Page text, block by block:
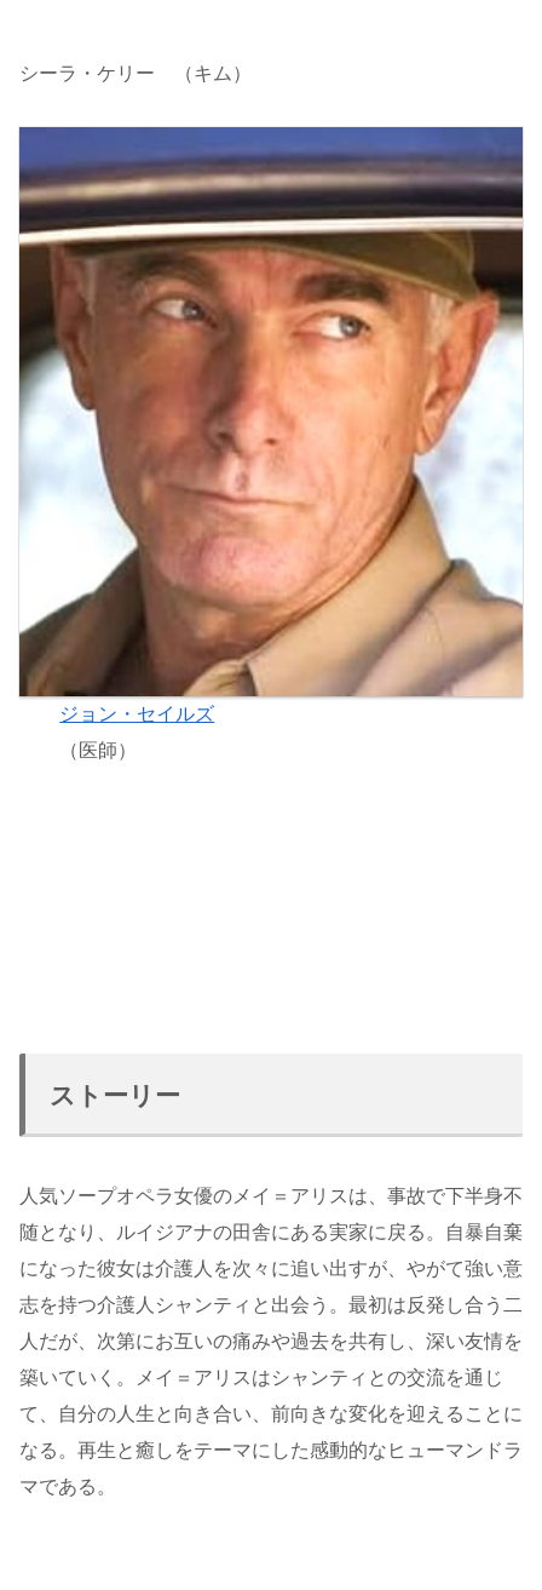
シーラ・ケリー （キム）
ジョン・セイルズ
（医師）
ストーリー
人気ソープオペラ女優のメイ＝アリスは、事故で下半身不
随となり、ルイジアナの田舎にある実家に戻る。自暴自棄
になった彼女は介護人を次々に追い出すが、やがて強い意
志を持つ介護人シャンティと出会う。最初は反発し合う二
人だが、次第にお互いの痛みや過去を共有し、深い友情を
築いていく。メイ＝アリスはシャンティとの交流を通じ
て、自分の人生と向き合い、前向きな変化を迎えることに
なる。再生と癒しをテーマにした感動的なヒューマンドラ
マである。